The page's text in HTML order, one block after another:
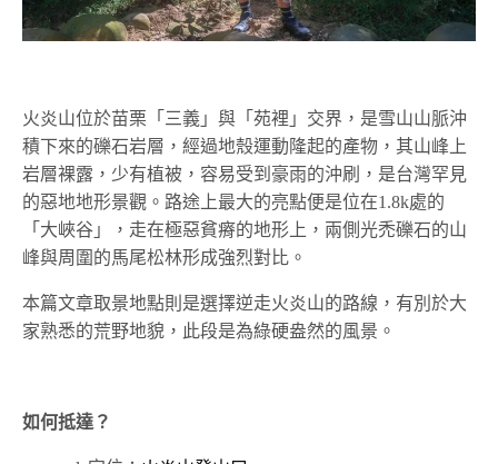
火炎山位於苗栗「三義」與「苑裡」交界，是雪山山脈沖
積下來的礫石岩層，經過地殼運動隆起的產物，其山峰上
岩層裸露，少有植被，容易受到豪雨的沖刷，是台灣罕見
的惡地地形景觀。路途上最大的亮點便是位在1.8k處的
「大峽谷」，走在極惡貧瘠的地形上，兩側光禿礫石的山
峰與周圍的馬尾松林形成強烈對比。
本篇文章取景地點則是選擇逆走火炎山的路線，有別於大
家熟悉的荒野地貌，此段是為綠硬盎然的風景。
如何抵達？